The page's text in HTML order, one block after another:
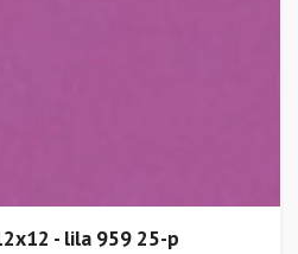
- lila 959 25-p